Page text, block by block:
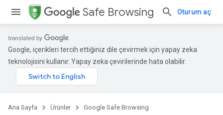
Safe Browsing Oturum aç
Google, içerikleri tercih ettiğiniz dile çevirmek için yapay zeka
teknolojisini kullanır. Yapay zeka çevirilerinde hata olabilir.
Ana Sayfa Ürünler
Google Safe Browsing